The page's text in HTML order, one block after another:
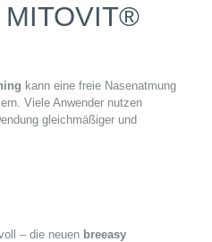
MITOVIT®
kann eine freie Nasenatmung
Viele Anwender nutzen
gleichmäßiger und
– die neuen breeasy